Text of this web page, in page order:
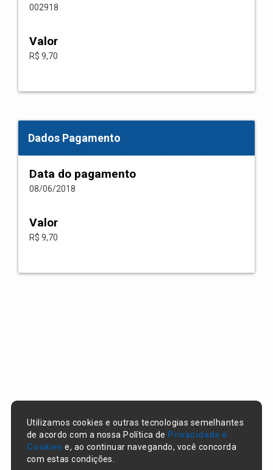
002918
Valor
R$ 9,70
Dados Pagamento
Data do pagamento
08/06/2018
Valor
R$ 9,70
Utilizamos cookies e outras tecnologias semelhantes
de acordo com a nossa Política de Privacidade e
Cookies e, ao continuar navegando, você concorda
com estas condições.